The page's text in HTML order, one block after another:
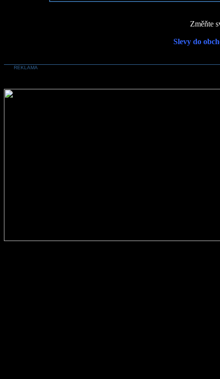
Změňte
Slevy do
REKLAMA